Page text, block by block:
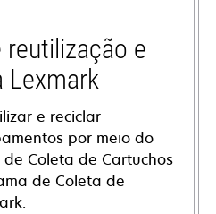
reutilização e
Lexmark
e reciclar
por meio do
Coleta de Cartuchos
de Coleta de